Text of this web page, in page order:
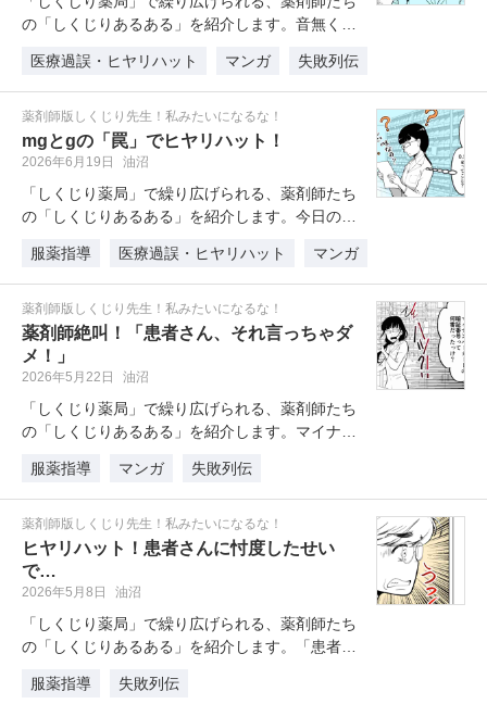
の「しくじりあるある」を紹介します。音無くん
医療過誤・ヒヤリハット
マンガ 失敗列伝
薬剤師版しくじり先生！私みたいになるな！
mgとgの「罠」でヒヤリハット！
2026年6月19日 油沼
「しくじり薬局」で繰り広げられる、薬剤師たち
の「しくじりあるある」を紹介します。今日の主
服薬指導
医療過誤・ヒヤリハット マンガ
薬剤師版しくじり先生！私みたいになるな！
薬剤師絶叫！「患者さん、それ言っちゃダ
メ！」
2026年5月22日 油沼
「しくじり薬局」で繰り広げられる、薬剤師たち
の「しくじりあるある」を紹介します。マイナ保
服薬指導
マンガ 失敗列伝
薬剤師版しくじり先生！私みたいになるな！
ヒヤリハット！患者さんに忖度したせい
で…
2026年5月8日 油沼
「しくじり薬局」で繰り広げられる、薬剤師たち
の「しくじりあるある」を紹介します。「患者さ
服薬指導
失敗列伝